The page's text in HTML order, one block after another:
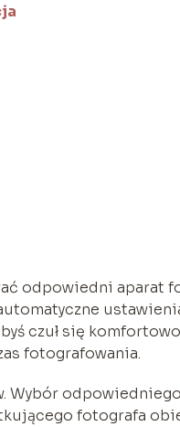
odpowiedni aparat
czuł się
fotografowania.
Wybór
fotografa